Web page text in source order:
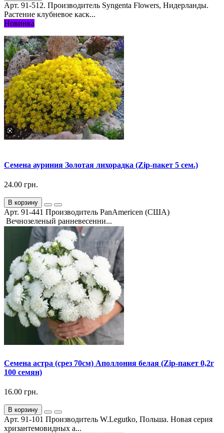
Арт. 91-512. Производитель Syngenta Flowers, Нидерланды.
Растение клубневое каск...
Новинка
Семена ауриния Золотая лихорадка (Zip-пакет 5 сем.)
24.00 грн.
В корзину
Арт. 91-441 Производитель PanAmericen (США)
Вечнозеленый ранневесенни...
Семена астра (срез 70см) Аполлония белая (Zip-пакет 0,2г
100 семян)
16.00 грн.
В корзину
Арт. 91-101 Производитель W.Legutko, Польша. Новая серия
хризантемовидных а...